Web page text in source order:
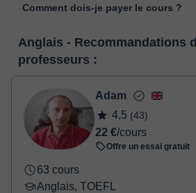
classgap, développée à des fins
service de messagerie instantanée, le
traitement de texte en ligne collaboratif.
Comment dois-je payer le cours ?
paiement grâce à notre service de
deux options:
- carte de débit / crédit
Une fois le paiement réglé, nous vous
confirmer la réservation.
Anglais - Recommandations
professeurs :
Adam
4,5 (43)
22 €/cours
Offre un essai gratuit
63 cours
Anglais, TOEFL